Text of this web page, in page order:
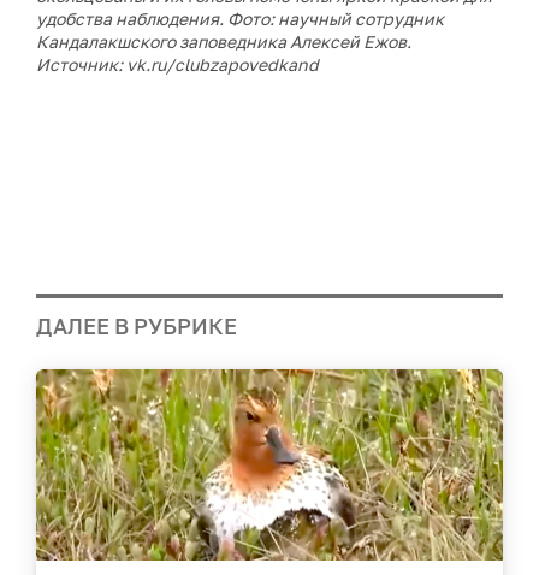
удобства наблюдения. Фото: научный сотрудник
Кандалакшского заповедника Алексей Ежов.
Источник: vk.ru/clubzapovedkand
ДАЛЕЕ В РУБРИКЕ